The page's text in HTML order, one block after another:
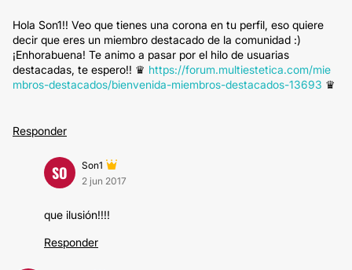
Hola Son1!! Veo que tienes una corona en tu perfil, eso quiere
decir que eres un miembro destacado de la comunidad :)
¡Enhorabuena! Te animo a pasar por el hilo de usuarias
destacadas, te espero!! ♛ https://forum.multiestetica.com/mie
mbros-destacados/bienvenida-miembros-destacados-13693 ♛
Responder
SO
Son1
2 jun 2017
que ilusión!!!!
Responder